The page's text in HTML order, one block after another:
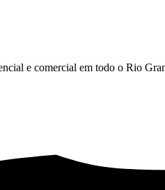
e comercial em todo o Rio